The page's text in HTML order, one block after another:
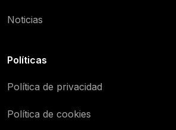
Noticias
Políticas
Política de privacidad
Política de cookies